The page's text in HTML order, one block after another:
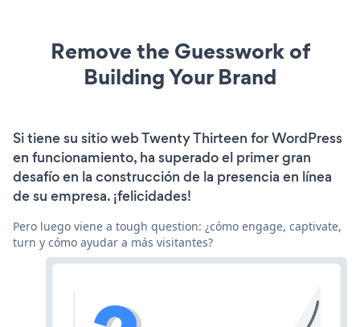
Remove the Guesswork of
Building Your Brand
Si tiene su sitio web Twenty Thirteen for WordPress
en funcionamiento, ha superado el primer gran
desafío en la construcción de la presencia en línea
de su empresa. ¡felicidades!
Pero luego viene a tough question: ¿cómo engage, captivate,
turn y cómo ayudar a más visitantes?